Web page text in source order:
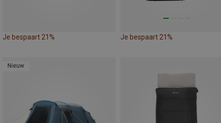
Je bespaart 21% Je bespaart 21%
Nieuw